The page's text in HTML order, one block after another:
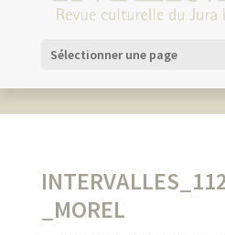
Sélectionner une page
_MOREL